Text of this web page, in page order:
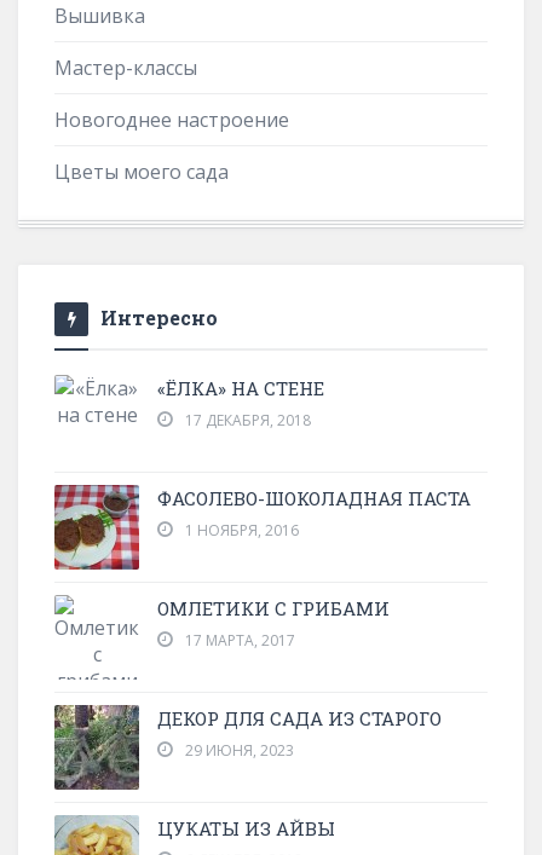
Вышивка
Мастер-классы
Новогоднее настроение
Цветы моего сада
Интересно
«ЁЛКА» НА СТЕНЕ
17 ДЕКАБРЯ, 2018
ФАСОЛЕВО-ШОКОЛАДНАЯ ПАСТА
1 НОЯБРЯ, 2016
ОМЛЕТИКИ С ГРИБАМИ
17 МАРТА, 2017
ДЕКОР ДЛЯ САДА ИЗ СТАРОГО
29 ИЮНЯ, 2023
ЦУКАТЫ ИЗ АЙВЫ